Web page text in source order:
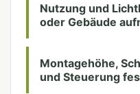
Nutzung und
oder Gebäude
Montagehöhe,
und Steuerung